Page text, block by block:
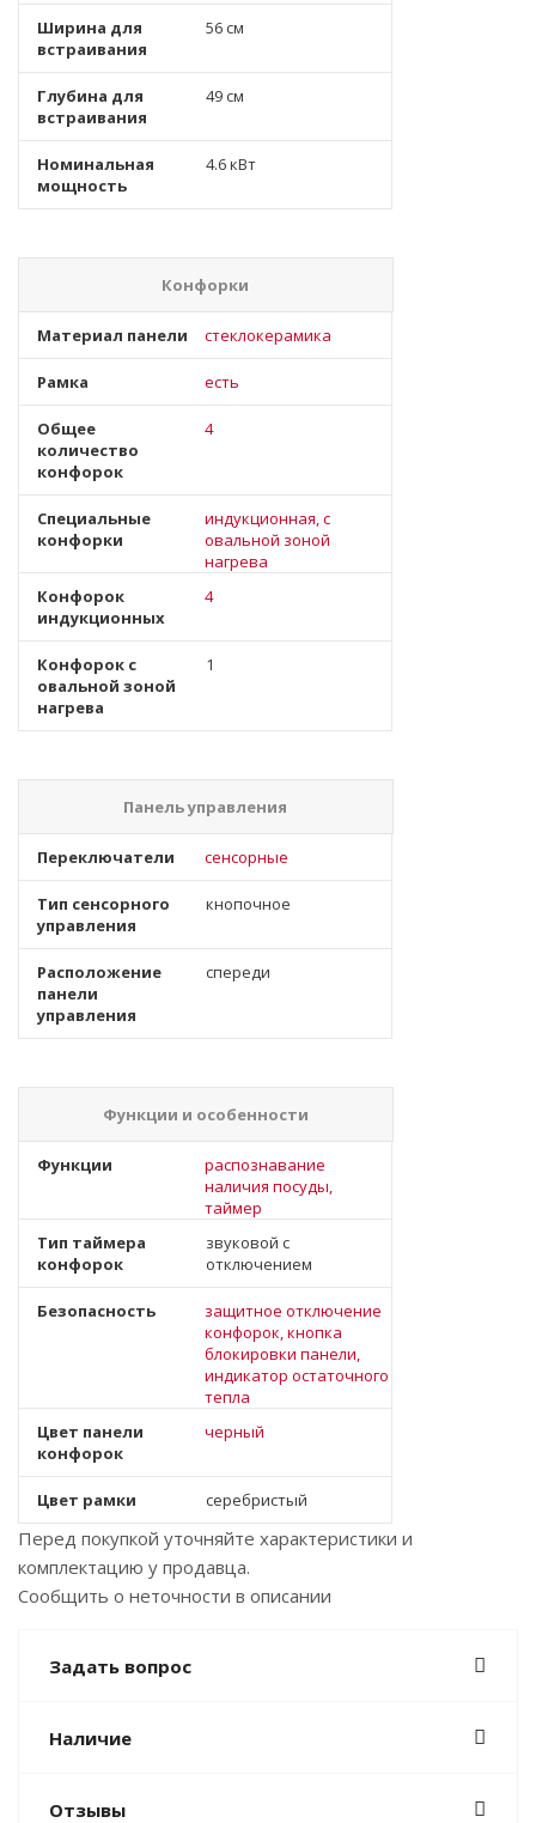
Ширина для
встраивания
56 см
Глубина для
встраивания
49 см
Номинальная
мощность
4.6 кВт
Конфорки
Материал панели стеклокерамика
Рамка есть
Общее
количество
конфорок
4
Специальные
конфорки
индукционная, с
овальной зоной
нагрева
Конфорок
индукционных
4
Конфорок с
овальной зоной
нагрева
1
Панель управления
Переключатели сенсорные
Тип сенсорного
управления
кнопочное
Расположение
панели
управления
спереди
Функции и особенности
Функции
распознавание
наличия посуды,
таймер
Тип таймера
конфорок
звуковой с
отключением
Безопасность
защитное отключение
конфорок, кнопка
блокировки панели,
индикатор остаточного
тепла
Цвет панели
конфорок
черный
Цвет рамки серебристый
Перед покупкой уточняйте характеристики и
комплектацию у продавца.
Сообщить о неточности в описании
Задать вопрос
Наличие
Отзывы